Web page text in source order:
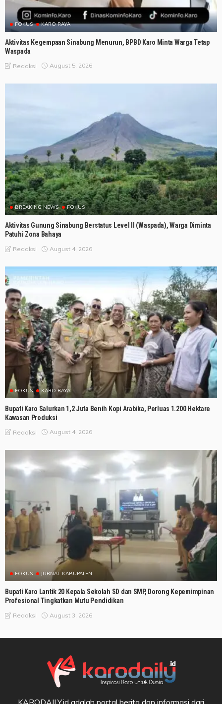
FOKUS KARO RAYA
Aktivitas Kegempaan Sinabung Menurun, BPBD Karo Minta Warga Tetap
Waspada
Redaksi August 5, 2026
BREAKING NEWS FOKUS
Aktivitas Gunung Sinabung Berstatus Level II (Waspada), Warga Diminta
Patuhi Zona Bahaya
Redaksi August 4, 2026
FOKUS KARO RAYA
Bupati Karo Salurkan 1,2 Juta Benih Kopi Arabika, Perluas 1.200 Hektare
Kawasan Produksi
Redaksi August 4, 2026
FOKUS JURNAL KABUPATEN
Bupati Karo Lantik 20 Kepala Sekolah SD dan SMP, Dorong Kepemimpinan
Profesional Tingkatkan Mutu Pendidikan
Redaksi August 3, 2026